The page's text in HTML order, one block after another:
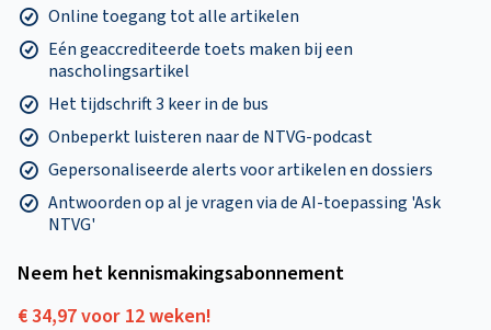
Online toegang tot alle artikelen
Eén geaccrediteerde toets maken bij een
nascholingsartikel
Het tijdschrift 3 keer in de bus
Onbeperkt luisteren naar de NTVG-podcast
Gepersonaliseerde alerts voor artikelen en dossiers
Antwoorden op al je vragen via de AI-toepassing 'Ask
NTVG'
Neem het kennismakings­abonnement
€ 34,97 voor 12 weken!